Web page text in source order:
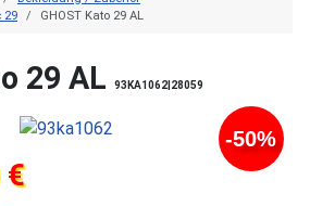
29
GHOST Kato 29 AL
29 AL 93KA1062|28059
-50%
€